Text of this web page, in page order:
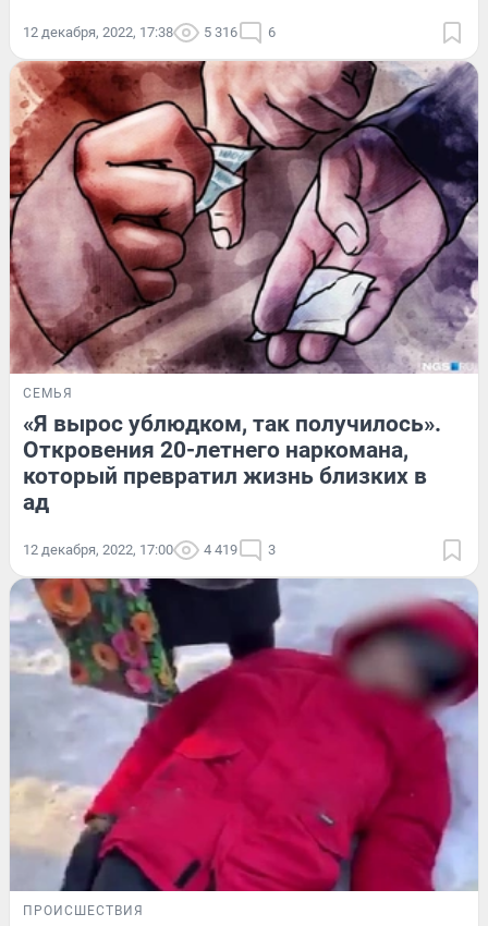
12 декабря, 2022, 17:38 5 316 6
СЕМЬЯ
«Я вырос ублюдком, так получилось».
Откровения 20-летнего наркомана,
который превратил жизнь близких в
ад
12 декабря, 2022, 17:00 4 419 3
ПРОИСШЕСТВИЯ